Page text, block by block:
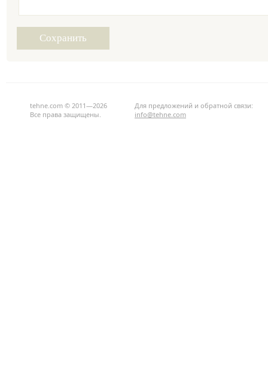
tehne.com © 2011—2026
Все права защищены.
Для предложений и обратной связи:
info@tehne.com